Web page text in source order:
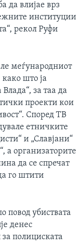
да влијае врз
институции
рекол Руфи
меѓународниот
што ја
за таа да
проекти кои
Според ТВ
етничките
и „Славјани“
а организаторите
да се спречат
го штити
повод убиствата
денес
полициската